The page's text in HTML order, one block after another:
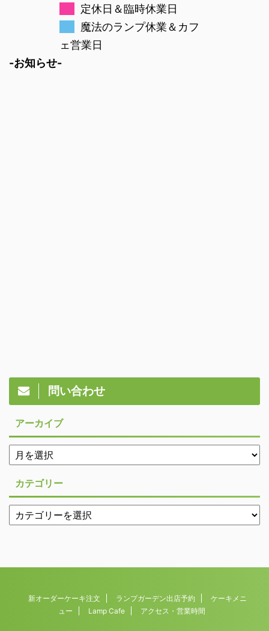
定休日＆臨時休業日
魔法のランプ休業＆カフ
ェ営業日
-お知らせ-
問い合わせ
アーカイブ
カテゴリー
新オーダーケーキ注文 ランプガーデン出店予約
ケーキメニ
ュー
Lamp Cafe アクセス・営業時間